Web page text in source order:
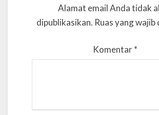
Alamat email Anda tidak
dipublikasikan. Ruas yang
Komentar*